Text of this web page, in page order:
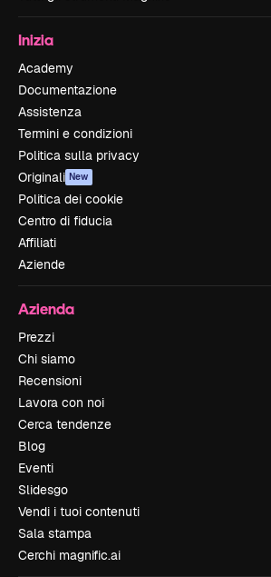
Inizia
Academy
Documentazione
Assistenza
Termini e condizioni
Politica sulla privacy
Originali New
Politica dei cookie
Centro di fiducia
Affiliati
Aziende
Azienda
Prezzi
Chi siamo
Recensioni
Lavora con noi
Cerca tendenze
Blog
Eventi
Slidesgo
Vendi i tuoi contenuti
Sala stampa
Cerchi magnific.ai